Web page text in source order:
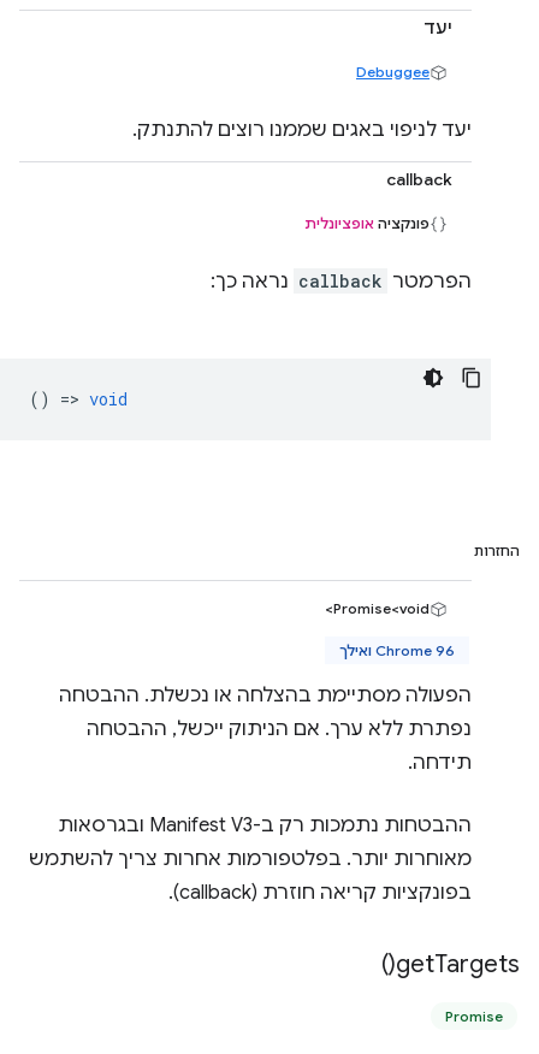
יעד
Debuggee
יעד לניפוי באגים שממנו רוצים להתנתק.
callback
פונקציה אופציונלית
הפרמטר callback נראה כך:
() => void
החזרות
Promise<void>
Chrome 96 ואילך
הפעולה מסתיימת בהצלחה או נכשלת. ההבטחה
נפתרת ללא ערך. אם הניתוק ייכשל, ההבטחה
תידחה.
ההבטחות נתמכות רק ב-Manifest V3 ובגרסאות
מאוחרות יותר. בפלטפורמות אחרות צריך להשתמש
בפונקציות קריאה חוזרת (callback).
getTargets(
)
Promise